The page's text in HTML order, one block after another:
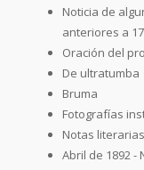
Noticia de
anteriores a
Oración del
De ultratumba
Bruma
Fotografías
Notas
Abril de 1892 -